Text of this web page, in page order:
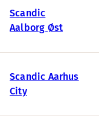
Scandic
Aalborg Øst
Scandic Aarhus
City